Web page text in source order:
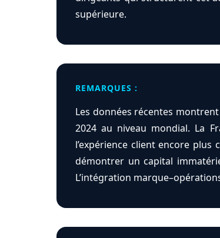
supérieure.
REMARQUES :
Les données récentes
2024 au niveau mondial. La
l’expérience client encore
démontrer un capital
L’intégration